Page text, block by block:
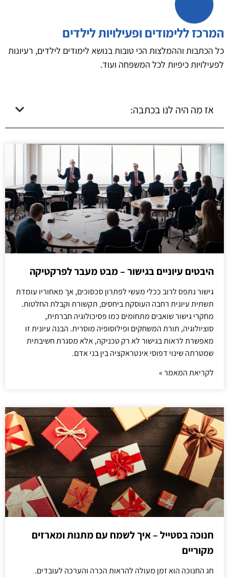
המרכז ללימודים ופעילויות לילדים
כל הכתבות וההמלצות הכי טובות בנושא לימודים לילדים, רעיונות
לפעילויות כיפיות לכל המשפחה ועוד.
אז מה היה לנו בכתבה:
היבטים עיוניים בגישור – מבט מעבר לפרקטיקה
גישור נתפס לרוב ככלי מעשי לפתרון סכסוכים, אך מאחוריו עומדת
תשתית עיונית רחבה העוסקת ביחסים, תקשורת וקבלת החלטות.
מחקרי גישור שואבים מתחומים כמו פסיכולוגיה חברתית,
סוציולוגיה, תורת המשחקים ופילוסופיה מוסרית. הבנה עיונית זו
מאפשרת לראות בגישור לא רק טכניקה, אלא מסגרת חשיבתית
שמטרתה שינוי דפוסי אינטראקציה בין בני אדם.
לקריאת המאמר »
חנוכה בסטייל – איך לשמח עם מתנות ומארזים
מקוריים
חג החנוכה הוא זמן מעולה להראות הכרה והערכה לעובדים.